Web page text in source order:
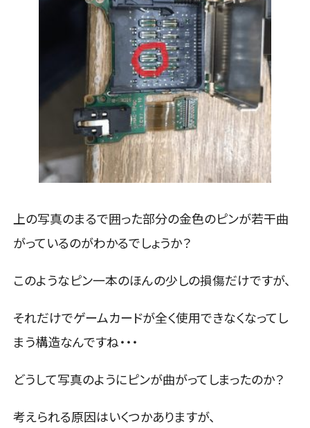
上の写真のまるで囲った部分の金色のピンが若干曲
がっているのがわかるでしょうか？
このようなピン一本のほんの少しの損傷だけですが、
それだけでゲームカードが全く使用できなくなってし
まう構造なんですね・・・
どうして写真のようにピンが曲がってしまったのか？
考えられる原因はいくつかありますが、